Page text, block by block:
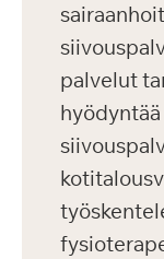
palvelut